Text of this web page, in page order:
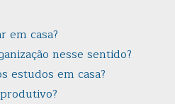
em casa?
nesse sentido?
estudos em casa?